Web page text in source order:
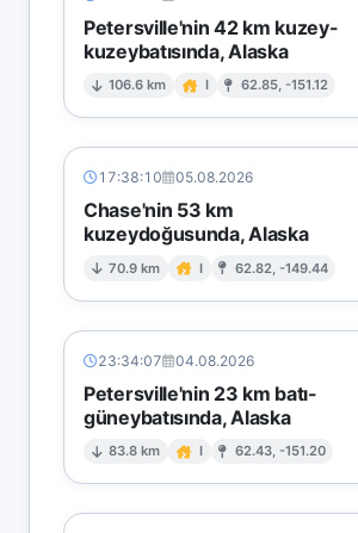
Petersville'nin 42 km kuzey-
kuzeybatısında, Alaska
106.6 km I 62.85, -151.12
17:38:10 05.08.2026
Chase'nin 53 km
kuzeydoğusunda, Alaska
70.9 km I 62.82, -149.44
23:34:07 04.08.2026
Petersville'nin 23 km batı-
güneybatısında, Alaska
83.8 km I 62.43, -151.20